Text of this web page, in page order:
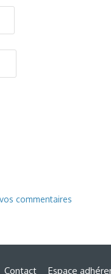
commentaires
Contact Espace